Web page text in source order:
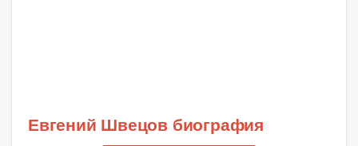
Евгений Швецов биография